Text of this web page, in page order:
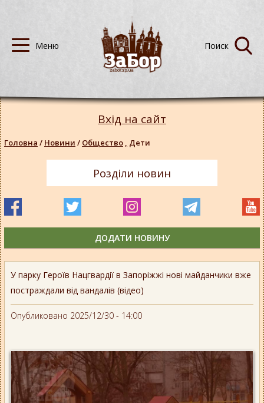
У парку Героїв Нацгвардії в Запоріжжі нові майданчики вже
постраждали від вандалів (відео)
Опубликовано 2025/12/30 - 14:00
Вхід на сайт
Головна / Новини / Общество , Дети
Розділи новин
ДОДАТИ НОВИНУ